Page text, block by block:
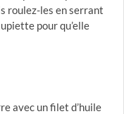
roulez-les en serrant
pour qu’elle
avec un filet d’huile